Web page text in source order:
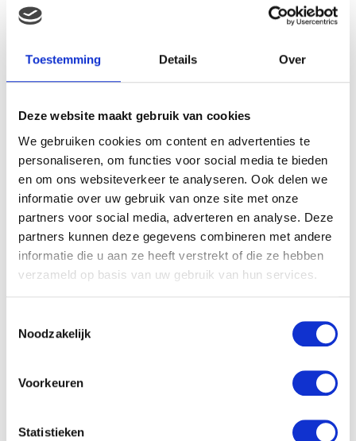
Toestemming Details Over
Deze website maakt gebruik van cookies
We gebruiken cookies om content en advertenties te
personaliseren, om functies voor social media te bieden
en om ons websiteverkeer te analyseren. Ook delen we
informatie over uw gebruik van onze site met onze
partners voor social media, adverteren en analyse. Deze
partners kunnen deze gegevens combineren met andere
informatie die u aan ze heeft verstrekt of die ze hebben
verzameld op basis van uw gebruik van hun services.
Noodzakelijk
Voorkeuren
Statistieken